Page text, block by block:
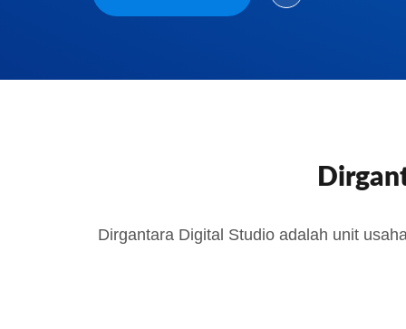
Dirgantara Digital Studio adalah unit